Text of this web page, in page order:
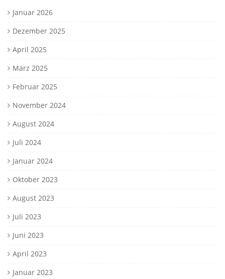
Januar 2026
Dezember 2025
April 2025
März 2025
Februar 2025
November 2024
August 2024
Juli 2024
Januar 2024
Oktober 2023
August 2023
Juli 2023
Juni 2023
April 2023
Januar 2023